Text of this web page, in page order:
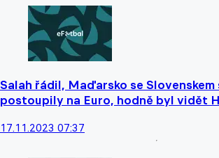
Salah řádil, Maďarsko se
postoupily na Euro, hodně byl vidět
17.11.2023 07:37